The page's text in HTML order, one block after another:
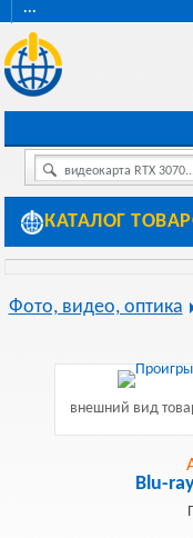
···
видеокарта RTX 3070...
КАТАЛОГ
Фото, видео, оптика
внешний вид
Blu-